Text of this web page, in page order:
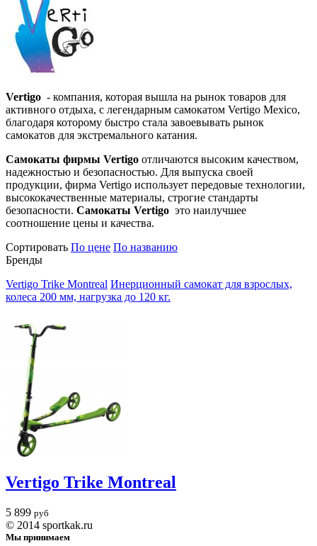
Vertigo - компания, которая вышла на рынок товаров для
активного отдыха, с легендарным самокатом Vertigo Mexico,
благодаря которому быстро стала завоевывать рынок
самокатов для экстремального катания.
Самокаты фирмы Vertigo отличаются высоким качеством,
надежностью и безопасностью. Для выпуска своей
продукции, фирма Vertigo использует передовые технологии,
высококачественные материалы, строгие стандарты
безопасности. Самокаты Vertigo это наилучшее
соотношение цены и качества.
Сортировать По цене По названию
Бренды
Vertigo Trike Montreal Инерционный самокат для взрослых,
колеса 200 мм, нагрузка до 120 кг.
Vertigo Trike Montreal
5 899 руб
© 2014 sportkak.ru
Мы принимаем